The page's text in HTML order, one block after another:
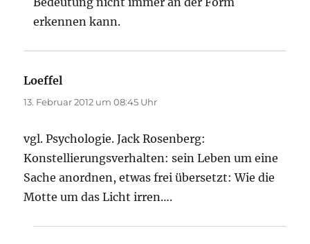
erkennen kann.
Loeffel
13. Februar 2012 um 08:45 Uhr
vgl. Psychologie. Jack Rosenberg:
Konstellierungsverhalten: sein Leben um eine
Sache anordnen, etwas frei übersetzt: Wie die
Motte um das Licht irren….